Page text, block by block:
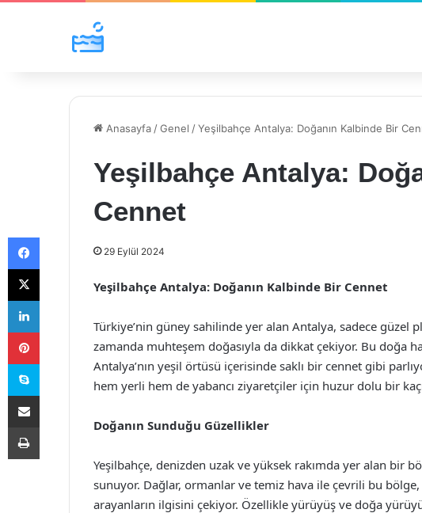
Anasayfa /Genel /Yeşilbahçe Antalya: Doğanın Kalbinde Bir
Yeşilbahçe Antalya:
Cennet
29 Eylül 2024
Yeşilbahçe Antalya: Doğanın Kalbinde Bir Cennet
Türkiye’nin güney sahilinde yer alan Antalya, sadece güzel
zamanda muhteşem doğasıyla da dikkat çekiyor. Bu doğa
Antalya’nın yeşil örtüsü içerisinde saklı bir cennet gibi
hem yerli hem de yabancı ziyaretçiler için huzur dolu bir
Doğanın Sunduğu Güzellikler
Yeşilbahçe, denizden uzak ve yüksek rakımda yer alan bir
sunuyor. Dağlar, ormanlar ve temiz hava ile çevrili bu
arayanların ilgisini çekiyor. Özellikle yürüyüş ve doğa
Facebook
X
LinkedIn
Pinterest
Skype
E-Posta ile paylaş